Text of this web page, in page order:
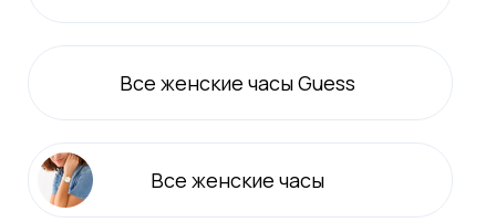
Все женские часы Guess
Все женские часы